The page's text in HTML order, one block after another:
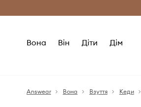
Вона Він Діти Дім
Answear Вона Взуття Кеди